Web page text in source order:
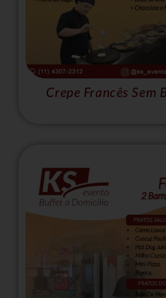
Crepe Francês Sem